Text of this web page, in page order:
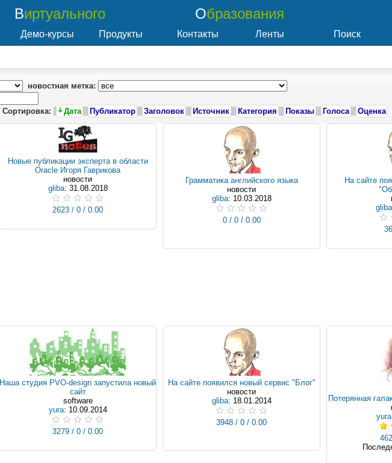
Виртуального Образования
Демо-курсы Продукты Контакты Ленты Поиск
новостная метка:
Сортировка: Дата Публикатор Заголовок Источник Категория Показы Голоса Оценка
Новые публикации эксперта в области
Oracle Игоря Гаврикова
новости
gliba: 31.08.2018
2623 / 0 / 0.00
Грамматика английского языка
новости
gliba: 10.03.2018
0 / 0 / 0.00
На сайте
gliba
Наша студия PVO-design запустила новый
сайт
software
yura: 10.09.2014
3279 / 0 / 0.00
На сайте появился новый сервис "Блог"
новости
gliba: 18.01.2014
3948 / 0 / 0.00
Потерянная
yura